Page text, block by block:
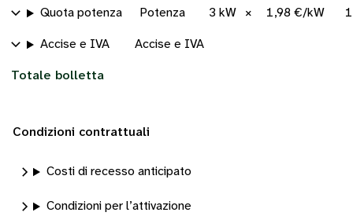
Quota potenza Potenza 3 kW × 1,98 €/kW
Accise e IVA Accise e IVA
Totale bolletta
Condizioni contrattuali
Costi di recesso anticipato
Condizioni per l’attivazione